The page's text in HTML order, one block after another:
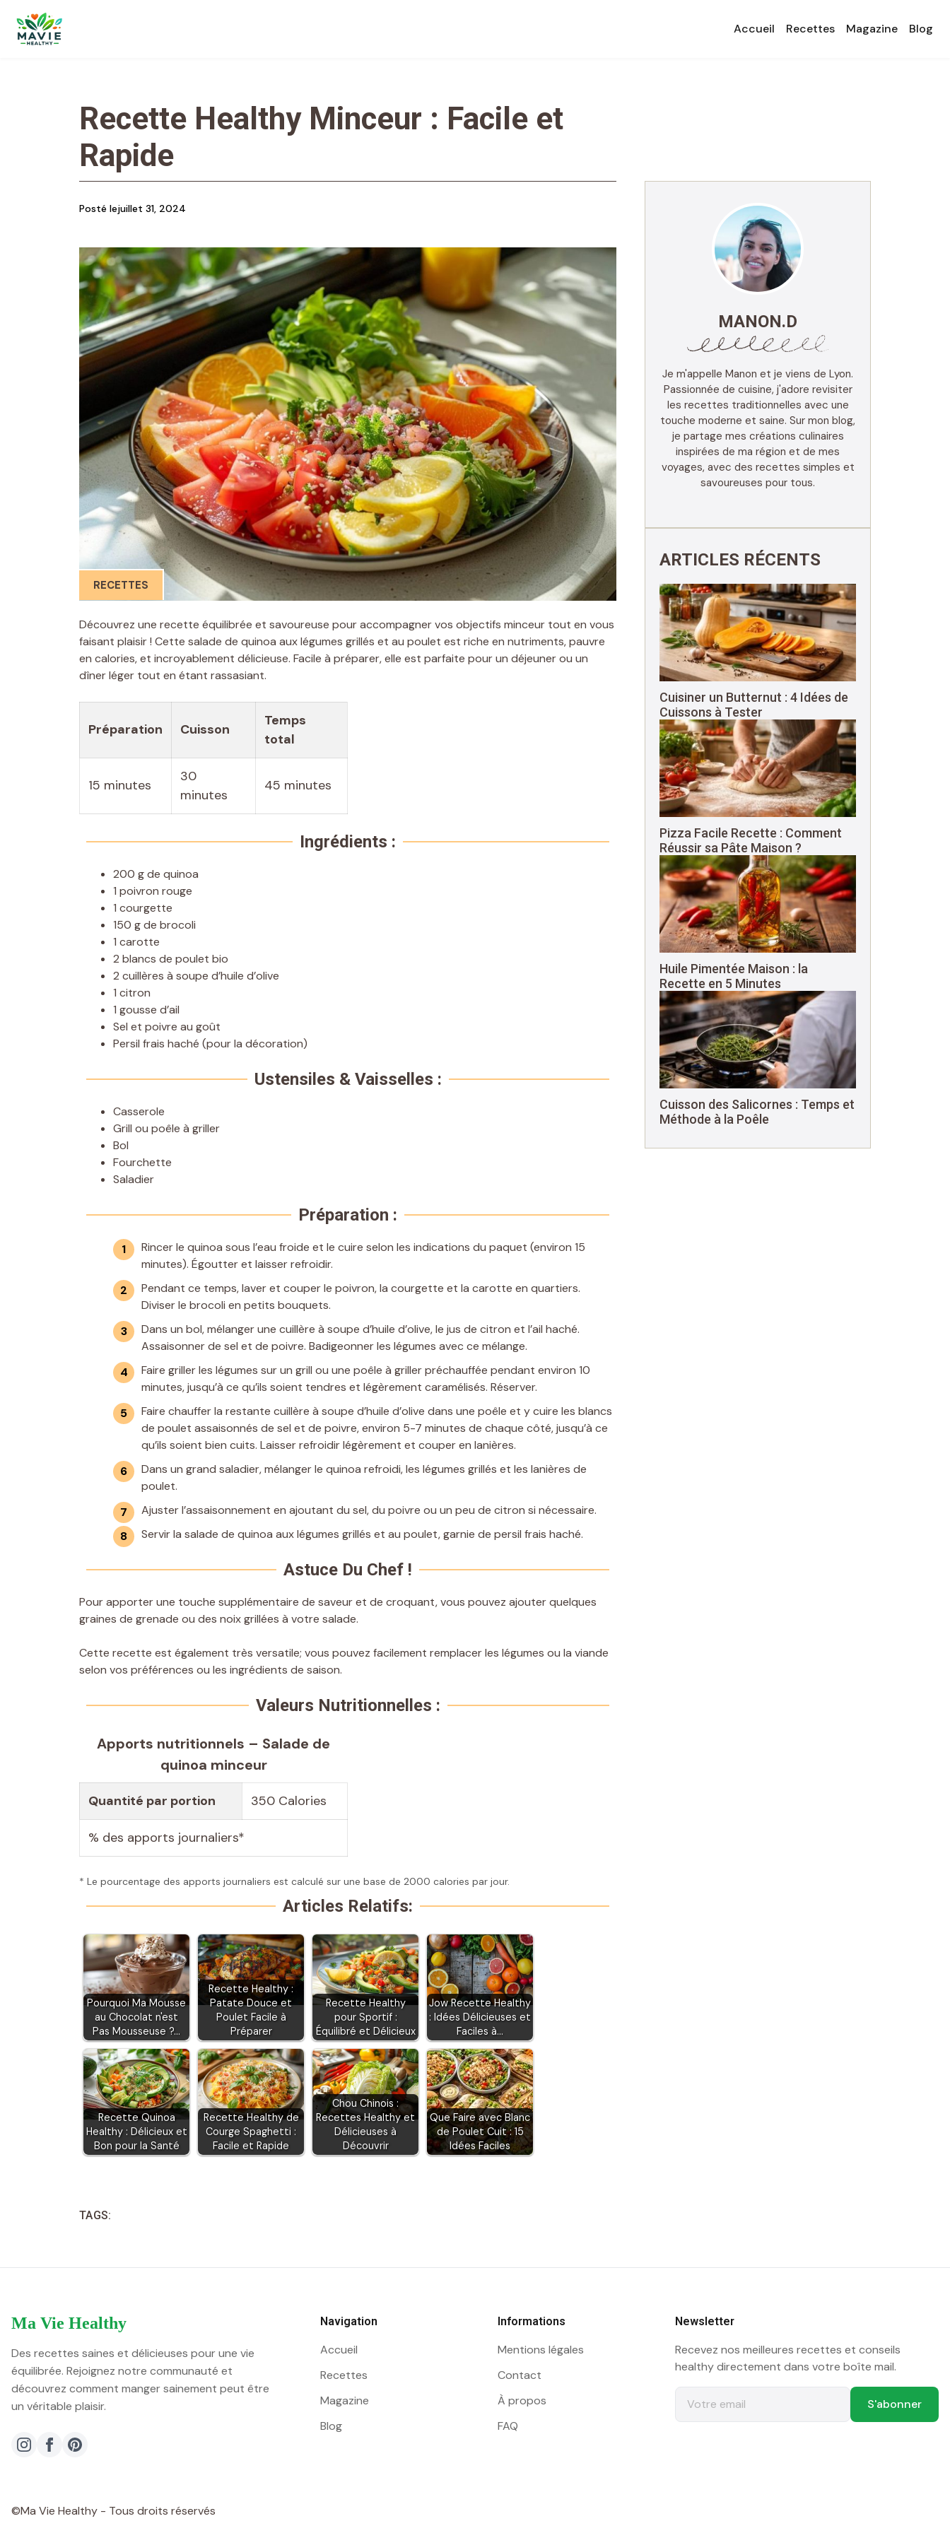
Accueil Recettes Magazine Blog
Recette Healthy Minceur : Facile et
Rapide
Posté lejuillet 31, 2024
RECETTES
Découvrez une recette équilibrée et savoureuse pour accompagner vos objectifs minceur tout en vous
faisant plaisir ! Cette salade de quinoa aux légumes grillés et au poulet est riche en nutriments, pauvre
en calories, et incroyablement délicieuse. Facile à préparer, elle est parfaite pour un déjeuner ou un
dîner léger tout en étant rassasiant.
Préparation Cuisson
Temps
total
15 minutes
30
minutes
45 minutes
Ingrédients :
200 g de quinoa
1 poivron rouge
1 courgette
150 g de brocoli
1 carotte
2 blancs de poulet bio
2 cuillères à soupe d’huile d’olive
1 citron
1 gousse d’ail
Sel et poivre au goût
Persil frais haché (pour la décoration)
Ustensiles & Vaisselles :
Casserole
Grill ou poêle à griller
Bol
Fourchette
Saladier
Préparation :
Rincer le quinoa sous l’eau froide et le cuire selon les indications du paquet (environ 15
minutes). Égoutter et laisser refroidir.
Pendant ce temps, laver et couper le poivron, la courgette et la carotte en quartiers.
Diviser le brocoli en petits bouquets.
Dans un bol, mélanger une cuillère à soupe d’huile d’olive, le jus de citron et l’ail haché.
Assaisonner de sel et de poivre. Badigeonner les légumes avec ce mélange.
Faire griller les légumes sur un grill ou une poêle à griller préchauffée pendant environ 10
minutes, jusqu’à ce qu’ils soient tendres et légèrement caramélisés. Réserver.
Faire chauffer la restante cuillère à soupe d’huile d’olive dans une poêle et y cuire les blancs
de poulet assaisonnés de sel et de poivre, environ 5-7 minutes de chaque côté, jusqu’à ce
qu’ils soient bien cuits. Laisser refroidir légèrement et couper en lanières.
Dans un grand saladier, mélanger le quinoa refroidi, les légumes grillés et les lanières de
poulet.
Ajuster l’assaisonnement en ajoutant du sel, du poivre ou un peu de citron si nécessaire.
Servir la salade de quinoa aux légumes grillés et au poulet, garnie de persil frais haché.
Astuce Du Chef !
Pour apporter une touche supplémentaire de saveur et de croquant, vous pouvez ajouter quelques
graines de grenade ou des noix grillées à votre salade.
Cette recette est également très versatile; vous pouvez facilement remplacer les légumes ou la viande
selon vos préférences ou les ingrédients de saison.
Valeurs Nutritionnelles :
Apports nutritionnels – Salade de
quinoa minceur
Quantité par portion 350 Calories
% des apports journaliers*
* Le pourcentage des apports journaliers est calculé sur une base de 2000 calories par jour.
Articles Relatifs:
Pourquoi Ma Mousse
au Chocolat n'est
Pas Mousseuse ?…
Recette Healthy :
Patate Douce et
Poulet Facile à
Préparer
Recette Healthy
pour Sportif :
Équilibré et Délicieux
Jow Recette Healthy
: Idées Délicieuses et
Faciles à…
Recette Quinoa
Healthy : Délicieux et
Bon pour la Santé
Recette Healthy de
Courge Spaghetti :
Facile et Rapide
Chou Chinois :
Recettes Healthy et
Délicieuses à
Découvrir
Que Faire avec Blanc
de Poulet Cuit : 15
Idées Faciles
TAGS:
MANON.D
Je m'appelle Manon et je viens de Lyon.
Passionnée de cuisine, j'adore revisiter
les recettes traditionnelles avec une
touche moderne et saine. Sur mon blog,
je partage mes créations culinaires
inspirées de ma région et de mes
voyages, avec des recettes simples et
savoureuses pour tous.
ARTICLES RÉCENTS
Cuisiner un Butternut : 4 Idées de
Cuissons à Tester
Pizza Facile Recette : Comment
Réussir sa Pâte Maison ?
Huile Pimentée Maison : la
Recette en 5 Minutes
Cuisson des Salicornes : Temps et
Méthode à la Poêle
Ma Vie Healthy
Des recettes saines et délicieuses pour une vie
équilibrée. Rejoignez notre communauté et
découvrez comment manger sainement peut être
un véritable plaisir.
Navigation
Accueil
Recettes
Magazine
Blog
Informations
Mentions légales
Contact
À propos
FAQ
Newsletter
Recevez nos meilleures recettes et conseils
healthy directement dans votre boîte mail.
S'abonner
©Ma Vie Healthy - Tous droits réservés